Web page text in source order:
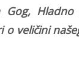
Gog,
veličini